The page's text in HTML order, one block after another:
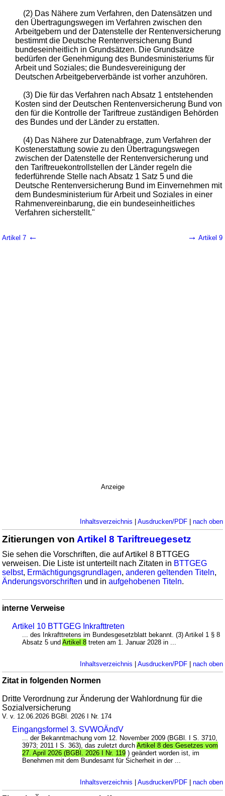
(2) Das Nähere zum Verfahren, den Datensätzen und
den Übertragungswegen im Verfahren zwischen den
Arbeitgebern und der Datenstelle der Rentenversicherung
bestimmt die Deutsche Rentenversicherung Bund
bundeseinheitlich in Grundsätzen. Die Grundsätze
bedürfen der Genehmigung des Bundesministeriums für
Arbeit und Soziales; die Bundesvereinigung der
Deutschen Arbeitgeberverbände ist vorher anzuhören.
(3) Die für das Verfahren nach Absatz 1 entstehenden
Kosten sind der Deutschen Rentenversicherung Bund von
den für die Kontrolle der Tariftreue zuständigen Behörden
des Bundes und der Länder zu erstatten.
(4) Das Nähere zur Datenabfrage, zum Verfahren der
Kostenerstattung sowie zu den Übertragungswegen
zwischen der Datenstelle der Rentenversicherung und
den Tariftreuekontrollstellen der Länder regeln die
federführende Stelle nach Absatz 1 Satz 5 und die
Deutsche Rentenversicherung Bund im Einvernehmen mit
dem Bundesministerium für Arbeit und Soziales in einer
Rahmenvereinbarung, die ein bundeseinheitliches
Verfahren sicherstellt."
Artikel 7 ← → Artikel 9
Anzeige
Inhaltsverzeichnis | Ausdrucken/PDF| nach oben
Zitierungen von Artikel 8 Tariftreuegesetz
Sie sehen die Vorschriften, die auf Artikel 8 BTTGEG
verweisen. Die Liste ist unterteilt nach Zitaten in BTTGEG
selbst, Ermächtigungsgrundlagen,anderen geltenden Titeln,
Änderungsvorschriften und inaufgehobenen Titeln.
interne Verweise
Artikel 10 BTTGEG Inkrafttreten
... des Inkrafttretens im Bundesgesetzblatt bekannt. (3) Artikel 1 § 8
Absatz 5 undArtikel 8 treten am 1. Januar 2028 in ...
Inhaltsverzeichnis | Ausdrucken/PDF| nach oben
Zitat in folgenden Normen
Dritte Verordnung zur Änderung der Wahlordnung für die
Sozialversicherung
V. v. 12.06.2026 BGBl. 2026 I Nr. 174
Eingangsformel 3. SVWOÄndV
... der Bekanntmachung vom 12. November 2009 (BGBl. I S. 3710,
3973; 2011 I S. 363), das zuletzt durchArtikel 8 des Gesetzes vom
27. April 2026 (BGBl. 2026 I Nr. 119 ) geändert worden ist, im
Benehmen mit dem Bundesamt für Sicherheit in der ...
Inhaltsverzeichnis | Ausdrucken/PDF| nach oben